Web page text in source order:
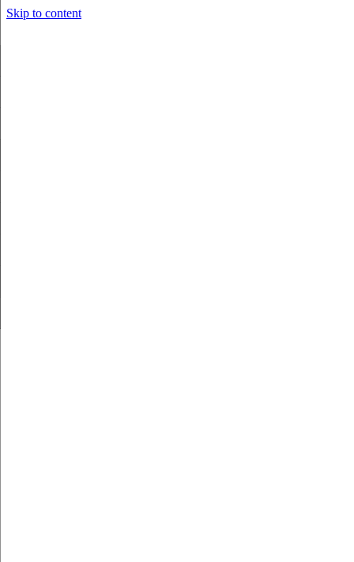
Skip to content